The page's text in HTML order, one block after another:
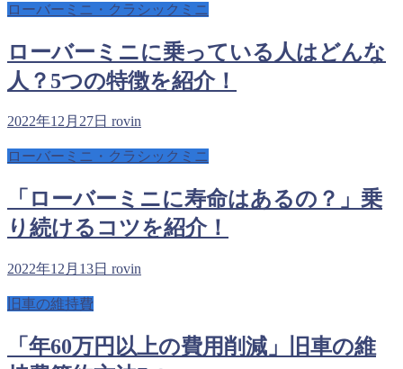
ローバーミニ・クラシックミニ
ローバーミニに乗っている人はどんな
人？5つの特徴を紹介！
2022年12月27日 rovin
ローバーミニ・クラシックミニ
「ローバーミニに寿命はあるの？」乗
り続けるコツを紹介！
2022年12月13日 rovin
旧車の維持費
「年60万円以上の費用削減」旧車の維